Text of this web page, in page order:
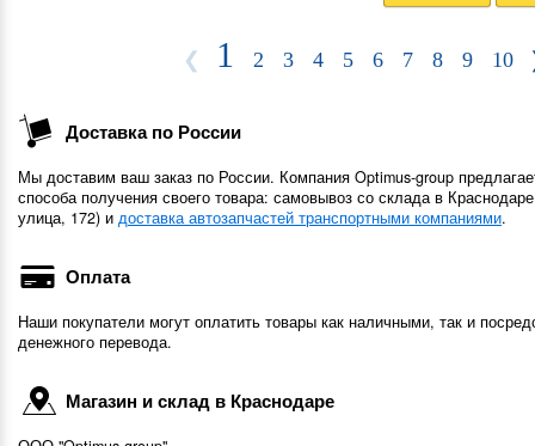
❮ 1 2 3 4 5 6 7 8 9 10
Доставка по России
Мы доставим ваш заказ по России. Компания Optimus-group
способа получения своего товара: самовывоз со склада в
улица, 172) и доставка автозапчастей транспортными компаниями.
Оплата
Наши покупатели могут оплатить товары как наличными, так и
денежного перевода.
Магазин и склад в Краснодаре